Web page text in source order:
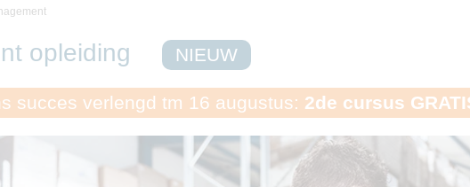
opleiding NIEUW
succes verlengd tm 16 augustus: 2de cursus